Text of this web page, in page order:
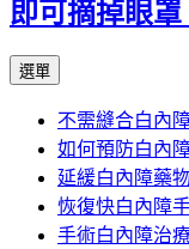
即可摘掉眼罩
選單
主
要
內
容
不需縫合白內
如何預防白內
延緩白內障藥
恢復快白內障
手術白內障治